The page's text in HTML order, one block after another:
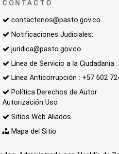
CONTACTO
contactenos@pasto.gov.co
Notificaciones Judiciales:
juridica@pasto.gov.co
Línea de Servicio a la Ciudadania
Línea Anticorrupción : +57 602
Política Derechos de Autor
Autorización Uso
Sitios Web Aliados
Mapa del Sitio